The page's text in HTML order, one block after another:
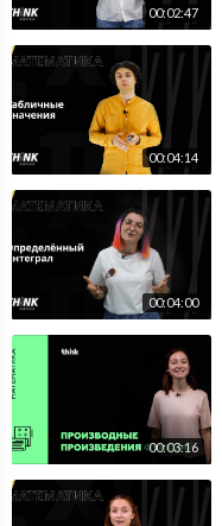
00:02:47
00:04:14
00:04:00
00:03:16